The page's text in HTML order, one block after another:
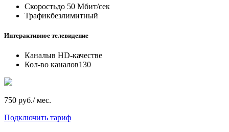
Скоростьдо 50 Мбит/сек
Трафикбезлимитный
Интерактивное телевидение
Каналыв HD-качестве
Кол-во каналов130
750 руб./ мес.
Подключить тариф